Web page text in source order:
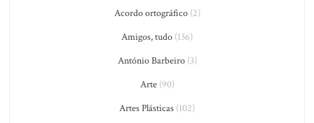
Acordo ortográfico(2)
Amigos, tudo (136)
António Barbeiro(3)
Arte(90)
Artes Plásticas (102)